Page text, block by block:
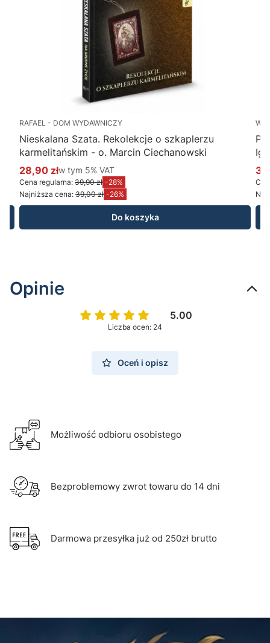
RAFAEL - DOM WYDAWNICZY
Nieskalana Szata. Rekolekcje o szkaplerzu
karmelitańskim - o. Marcin Ciechanowski
Cena promocyjna brutto
28,90 złw tym %s VAT
w tym 5% VAT
Cena regularna: 39,90 zł -28%
Najniższa cena: 39,00 zł -26%
Do koszyka
Opinie
5.00
Liczba ocen: 24
Oceń i opisz
Możliwość odbioru osobistego
Bezproblemowy zwrot towaru do 14 dni
Darmowa przesyłka już od 250zł brutto